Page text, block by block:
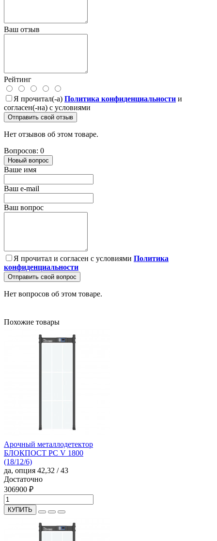
Ваш отзыв
Рейтинг
Я прочитал(-а) Политика конфиденциальности и
согласен(-на) с условиями
Отправить свой отзыв
Нет отзывов об этом товаре.
Вопросов: 0
Новый вопрос
Ваше имя
Ваш e-mail
Ваш вопрос
Я прочитал и согласен с условиями Политика
конфиденциальности
Отправить свой вопрос
Нет вопросов об этом товаре.
Похожие товары
Арочный металлодетектор
БЛОКПОСТ PC V 1800
(18/12/6)
да, опция 42,32 / 43
Достаточно
306900 ₽
КУПИТЬ